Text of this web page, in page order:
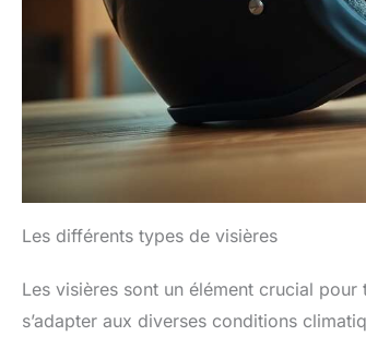
Les différents types de visières
Les visières sont un élément crucial
s’adapter aux diverses conditions